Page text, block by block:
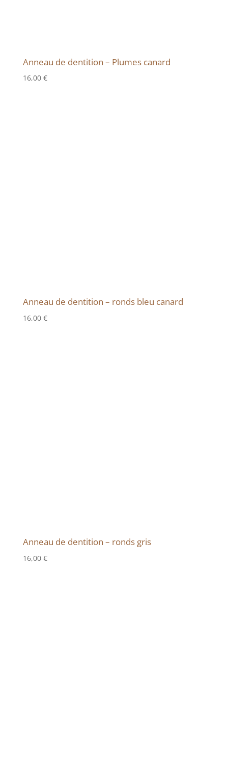
Anneau de dentition – Plumes canard
16,00 €
Anneau de dentition – ronds bleu canard
16,00 €
Anneau de dentition – ronds gris
16,00 €